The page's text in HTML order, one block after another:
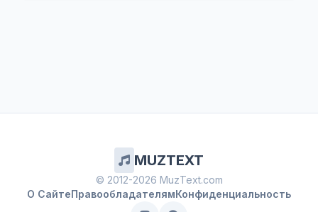
MUZTEXT
© 2012-2026 MuzText.com
О СайтеПравообладателямКонфиденциальность